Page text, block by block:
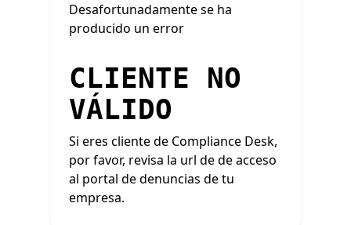
Desafortunadamente se ha
producido un error
CLIENTE NO
VÁLIDO
Si eres cliente de Compliance Desk,
por favor, revisa la url de de acceso
al portal de denuncias de tu
empresa.